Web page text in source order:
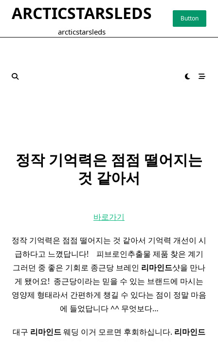
ARCTICSTARSLEDS
arcticstarsleds
Button
정작 기억력은 점점 떨어지는
것 같아서
바로가기
정작 기억력은 점점 떨어지는 것 같아서 기억력 개선이 시
급하다고 느꼈답니다! ​ ​ ​ 피브로인추출물 제품 찾은 계기
그러던 중 좋은 기회로 종근당 브레인 리마인드샷을 만나
게 됐어요! ​ 종근당이라는 믿을 수 있는 브랜드에 마시는
영양제 형태라서 간편하게 챙길 수 있다는 점이 정말 마음
에 들었답니다 ^^ 무엇보다…
대구 리마인드웨딩 이거 모르면 후회하십니다. 리마인드